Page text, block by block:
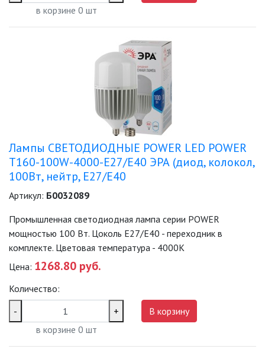
в корзине 0 шт
Лампы СВЕТОДИОДНЫЕ POWER LED POWER
T160-100W-4000-E27/E40 ЭРА (диод, колокол,
100Вт, нейтр, E27/E40
Артикул: Б0032089
Промышленная светодиодная лампа серии POWER
мощностью 100 Вт. Цоколь Е27/E40 - переходник в
комплекте. Цветовая температура - 4000K
Цена: 1268.80 руб.
Количество:
-
+
в корзине 0 шт
В корзину